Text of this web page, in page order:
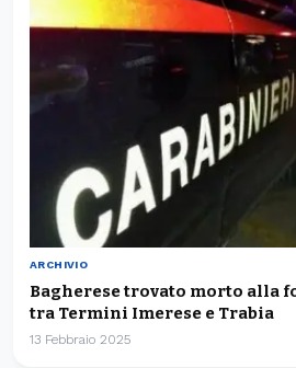
ARCHIVIO
Bagherese trovato morto alla
tra Termini Imerese e Trabia
13 Febbraio 2025